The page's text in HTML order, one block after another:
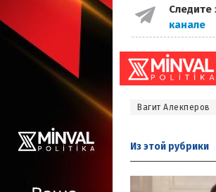
канале
Вагит Алекперов
Из этой рубрики